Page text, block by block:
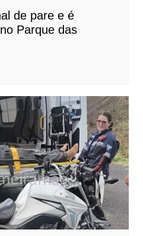
de pare e é
Parque das